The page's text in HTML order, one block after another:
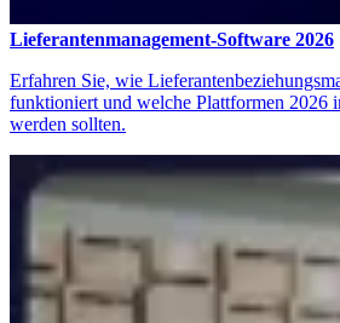
Lieferantenmanagement-Software 2026
Erfahren Sie, wie
funktioniert und welche Plattformen 2026
werden sollten.